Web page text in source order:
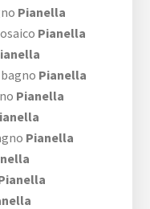
Pianella
Pianella
Pianella
Pianella
Pianella